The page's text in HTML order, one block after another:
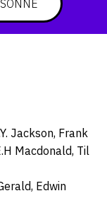
Jackson, Frank
Macdonald, Til
Edwin